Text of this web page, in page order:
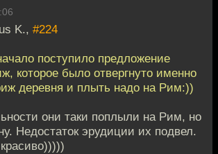
K., #224
поступило предложение
которое было отвергнуто именно
деревня и плыть надо на Рим:))
они таки поплыли на Рим, но
Недостаток эрудиции их подвел.